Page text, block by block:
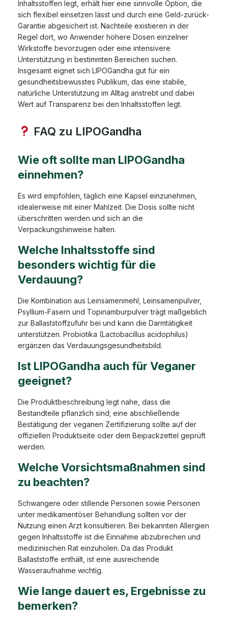
Inhaltsstoffen legt, erhält hier eine sinnvolle Option, die
sich flexibel einsetzen lässt und durch eine Geld-zurück-
Garantie abgesichert ist. Nachteile existieren in der
Regel dort, wo Anwender höhere Dosen einzelner
Wirkstoffe bevorzugen oder eine intensivere
Unterstützung in bestimmten Bereichen suchen.
Insgesamt eignet sich LIPOGandha gut für ein
gesundheitsbewusstes Publikum, das eine stabile,
natürliche Unterstützung im Alltag anstrebt und dabei
Wert auf Transparenz bei den Inhaltsstoffen legt.
FAQ zu LIPOGandha
Wie oft sollte man LIPOGandha
einnehmen?
Es wird empfohlen, täglich eine Kapsel einzunehmen,
idealerweise mit einer Mahlzeit. Die Dosis sollte nicht
überschritten werden und sich an die
Verpackungshinweise halten.
Welche Inhaltsstoffe sind
besonders wichtig für die
Verdauung?
Die Kombination aus Leinsamenmehl, Leinsamenpulver,
Psyllium-Fasern und Topinamburpulver trägt maßgeblich
zur Ballaststoffzufuhr bei und kann die Darmtätigkeit
unterstützen. Probiotika (Lactobacillus acidophilus)
ergänzen das Verdauungsgesundheitsbild.
Ist LIPOGandha auch für Veganer
geeignet?
Die Produktbeschreibung legt nahe, dass die
Bestandteile pflanzlich sind; eine abschließende
Bestätigung der veganen Zertifizierung sollte auf der
offiziellen Produktseite oder dem Beipackzettel geprüft
werden.
Welche Vorsichtsmaßnahmen sind
zu beachten?
Schwangere oder stillende Personen sowie Personen
unter medikamentöser Behandlung sollten vor der
Nutzung einen Arzt konsultieren. Bei bekannten Allergien
gegen Inhaltsstoffe ist die Einnahme abzubrechen und
medizinischen Rat einzuholen. Da das Produkt
Ballaststoffe enthält, ist eine ausreichende
Wasseraufnahme wichtig.
Wie lange dauert es, Ergebnisse zu
bemerken?